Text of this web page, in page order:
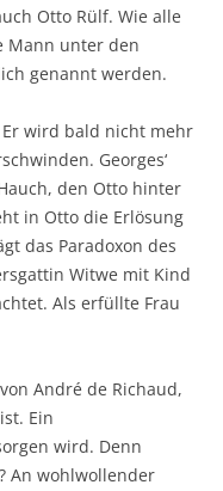
Otto Rülf. Wie alle
Mann unter den
genannt werden.
wird bald nicht mehr
Georges‘
den Otto hinter
in Otto die Erlösung
das Paradoxon des
Witwe mit Kind
Als erfüllte Frau
André de Richaud,
Ein
wird. Denn
An wohlwollender